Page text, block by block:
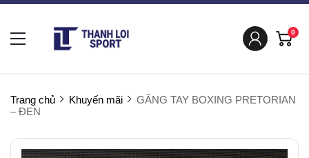
0
Trang chủ Khuyến mãi
GĂNG TAY BOXING PRETORIAN
– ĐEN